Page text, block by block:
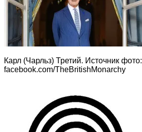
Карл (Чарльз) Третий. Источник фото:
facebook.com/TheBritishMonarchy